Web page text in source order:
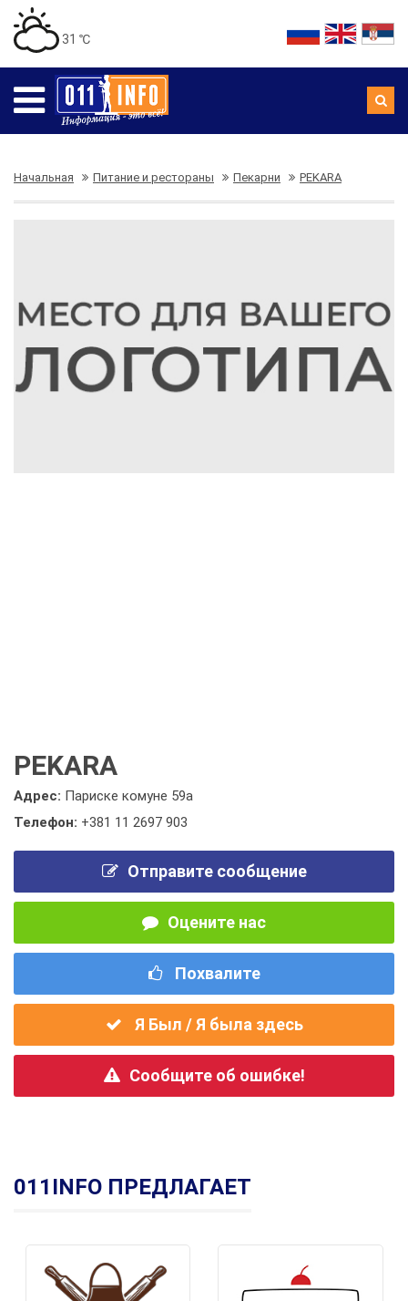
31 ℃
Начальная Питание и рестораны Пекарни PEKARA
PEKARA
Адрес: Париске комуне 59а
Телефон: +381 11 2697 903
Отправите сообщение
Оцените нас
Похвалите
Я Был / Я была здесь
Сообщите об ошибке!
011INFO ПРЕДЛАГАЕТ